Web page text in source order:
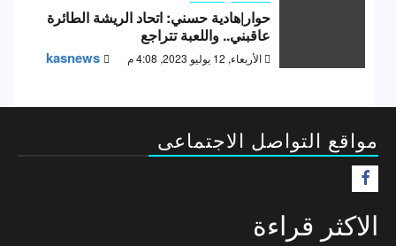
حوار|هادية حسني: اتحاد الريشة الطائرة
عاقبني.. واللعبة تتراجع
الأربعاء, 12 يوليو 2023, 4:08 م kasnews
مواقع التواصل الاجتماعى
الاكثر قراءة